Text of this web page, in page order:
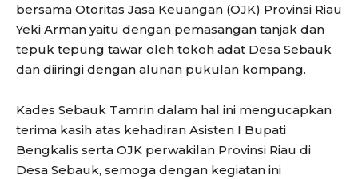
bersama Otoritas Jasa Keuangan (OJK) Provinsi Riau
Yeki Arman yaitu dengan pemasangan tanjak dan
tepuk tepung tawar oleh tokoh adat Desa Sebauk
dan diiringi dengan alunan pukulan kompang.
Kades Sebauk Tamrin dalam hal ini mengucapkan
terima kasih atas kehadiran Asisten I Bupati
Bengkalis serta OJK perwakilan Provinsi Riau di
Desa Sebauk, semoga dengan kegiatan ini